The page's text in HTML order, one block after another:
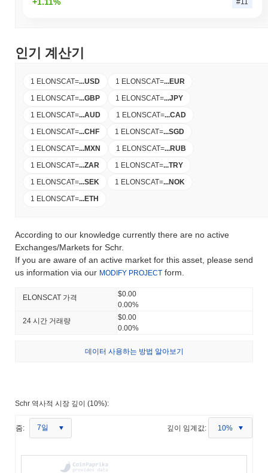
인기 계산기
1 ELONSCAT=...USD 1 ELONSCAT=...EUR
1 ELONSCAT=...GBP 1 ELONSCAT=...JPY
1 ELONSCAT=...AUD 1 ELONSCAT=...CAD
1 ELONSCAT=...CHF 1 ELONSCAT=...SGD
1 ELONSCAT=...MXN 1 ELONSCAT=...RUB
1 ELONSCAT=...ZAR 1 ELONSCAT=...TRY
1 ELONSCAT=...SEK 1 ELONSCAT=...NOK
1 ELONSCAT=...ETH
According to our knowledge currently there are no active
Exchanges/Markets for Schr.
If you are aware of an active market for this asset, please send
us information via our MODIFY PROJECT form.
ELONSCAT 가격
$0.00
0.00%
24 시간 거래량
$0.00
0.00%
데이터 사용하는 방법 알아보기
Schr 역사적 시장 깊이 (10%):
줌: 7일 깊이 임계값: 10%